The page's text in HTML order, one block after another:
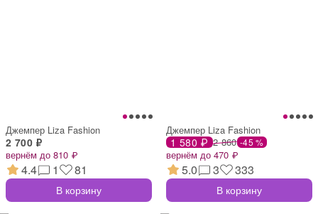
Джемпер Liza Fashion
2 700 ₽
вернём до 810 ₽
4.4 1 81
В корзину
Джемпер Liza Fashion
1 580 ₽ 2 860 -45 %
вернём до 470 ₽
5.0 3 333
В корзину